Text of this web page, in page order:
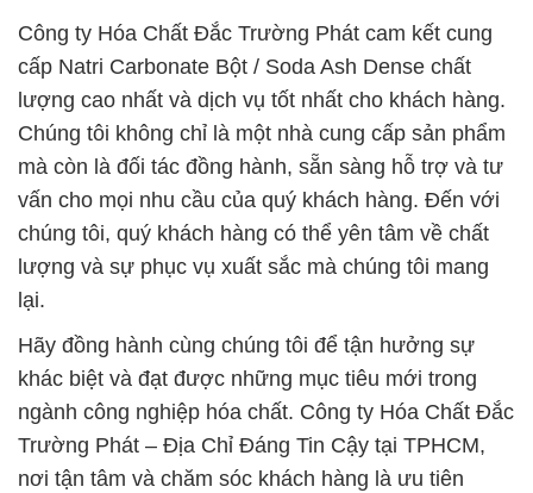
Công ty Hóa Chất Đắc Trường Phát cam kết cung
cấp Natri Carbonate Bột / Soda Ash Dense chất
lượng cao nhất và dịch vụ tốt nhất cho khách hàng.
Chúng tôi không chỉ là một nhà cung cấp sản phẩm
mà còn là đối tác đồng hành, sẵn sàng hỗ trợ và tư
vấn cho mọi nhu cầu của quý khách hàng. Đến với
chúng tôi, quý khách hàng có thể yên tâm về chất
lượng và sự phục vụ xuất sắc mà chúng tôi mang
lại.
Hãy đồng hành cùng chúng tôi để tận hưởng sự
khác biệt và đạt được những mục tiêu mới trong
ngành công nghiệp hóa chất. Công ty Hóa Chất Đắc
Trường Phát – Địa Chỉ Đáng Tin Cậy tại TPHCM,
nơi tận tâm và chăm sóc khách hàng là ưu tiên